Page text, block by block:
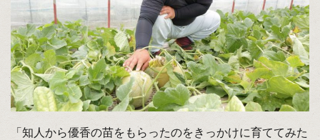
「知人から優香の苗をもらったのをきっかけに育ててみた